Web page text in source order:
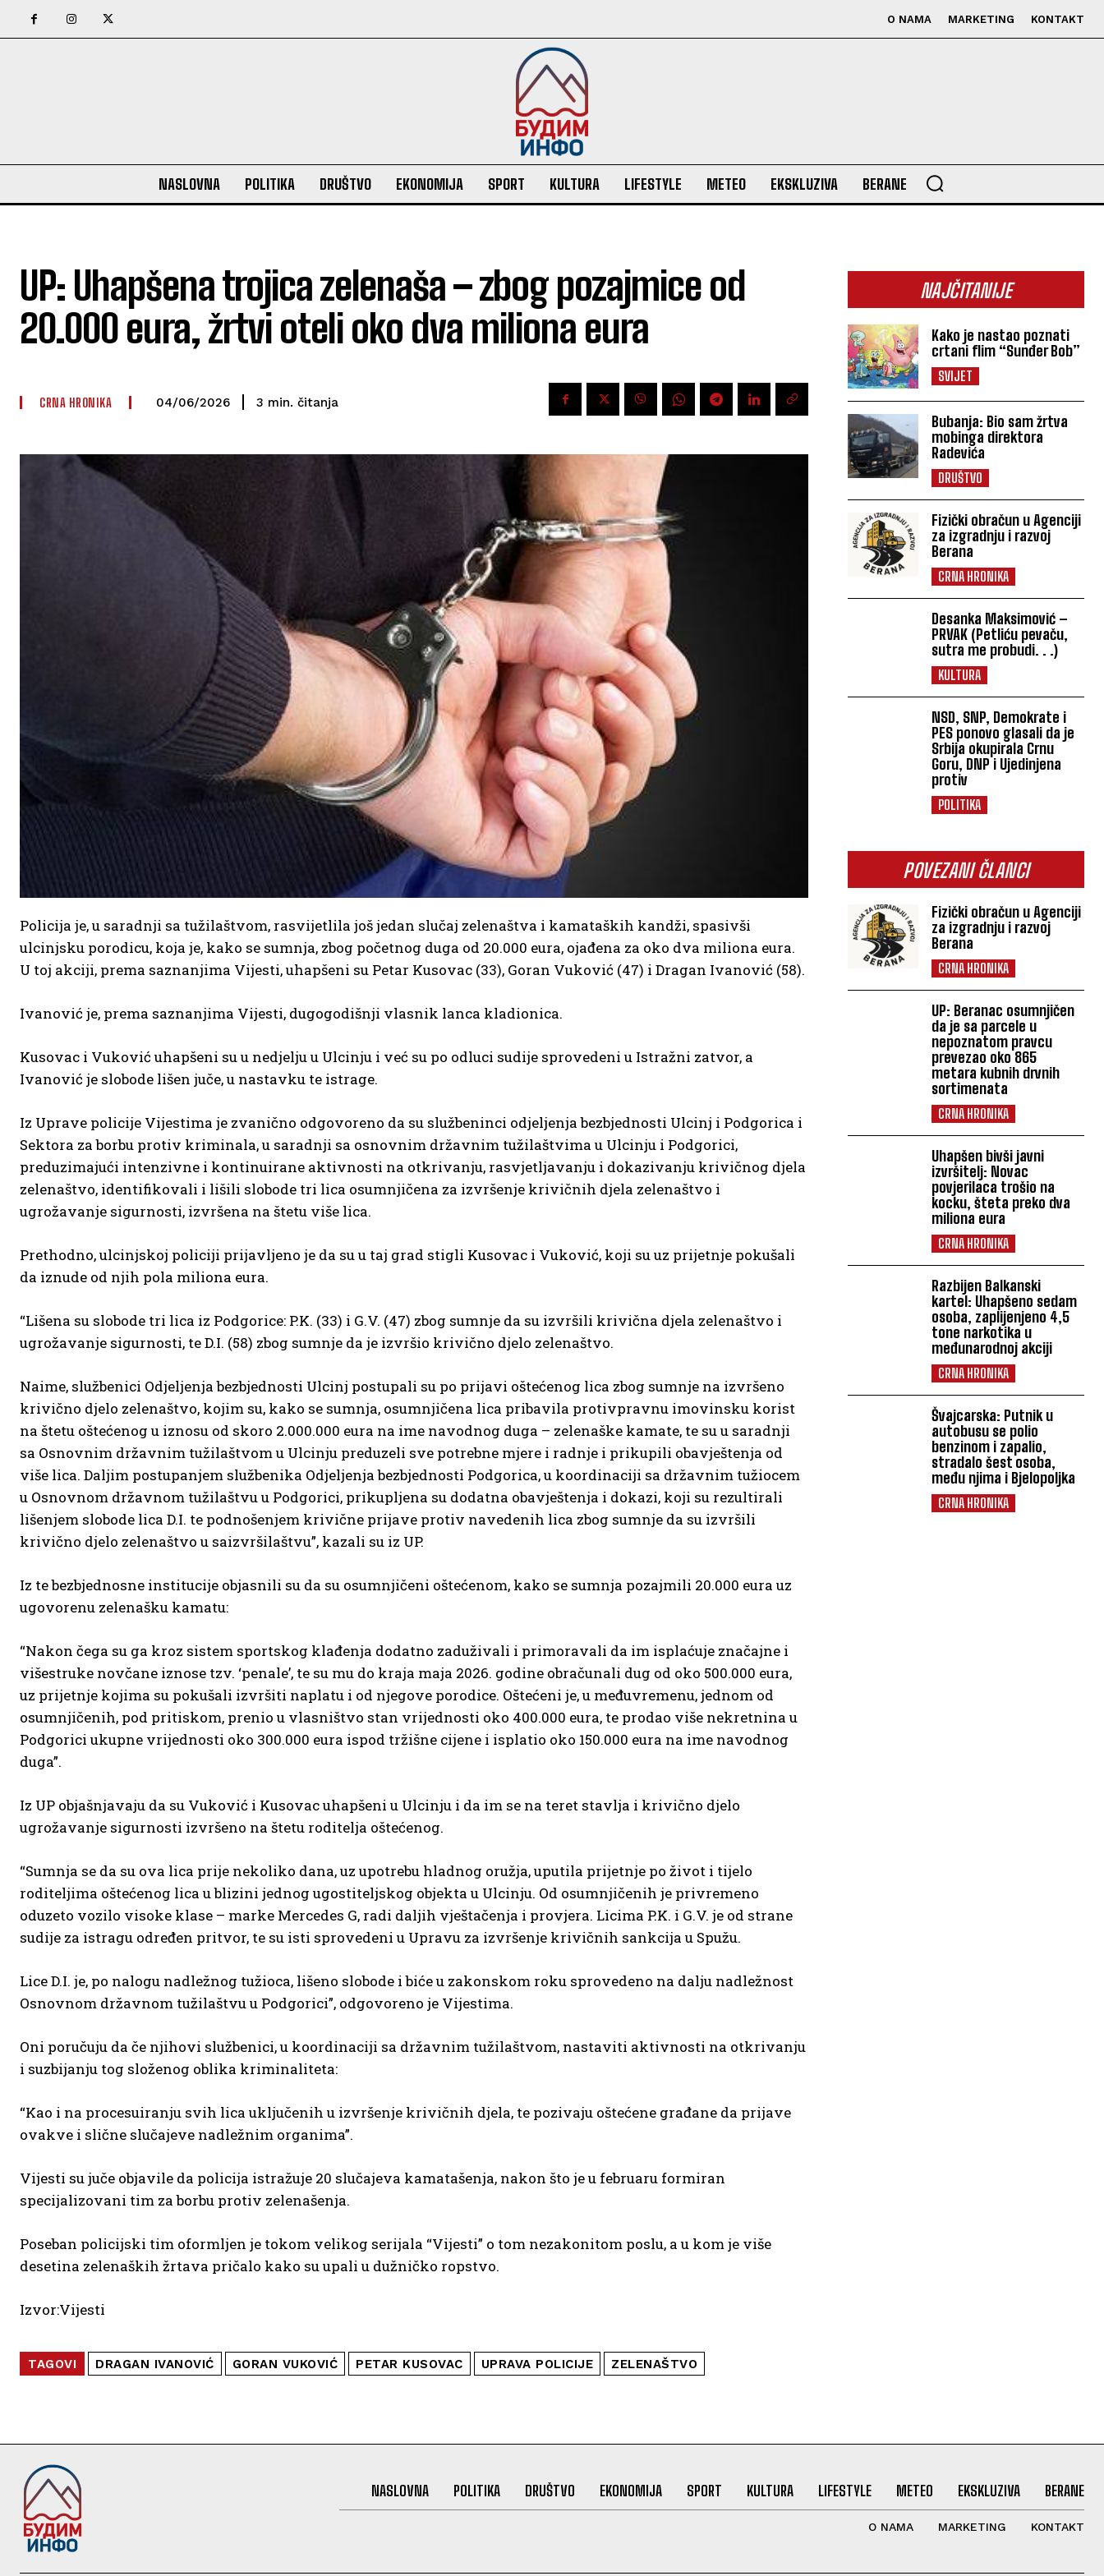
O NAMA MARKETING KONTAKT
NASLOVNA POLITIKA DRUŠTVO EKONOMIJA SPORT KULTURA LIFESTYLE METEO EKSKLUZIVA BERANE
NAJČITANIJE
Kako je nastao poznati
crtani flim “Sunđer Bob”
SVIJET
Bubanja: Bio sam žrtva
mobinga direktora
Radevića
DRUŠTVO
Fizički obračun u Agenciji
za izgradnju i razvoj
Berana
CRNA HRONIKA
Desanka Maksimović –
PRVAK (Petliću pevaču,
sutra me probudi. . .)
KULTURA
NSD, SNP, Demokrate i
PES ponovo glasali da je
Srbija okupirala Crnu
Goru, DNP i Ujedinjena
protiv
POLITIKA
POVEZANI ČLANCI
Fizički obračun u Agenciji
za izgradnju i razvoj
Berana
CRNA HRONIKA
UP: Beranac osumnjičen
da je sa parcele u
nepoznatom pravcu
prevezao oko 865
metara kubnih drvnih
sortimenata
CRNA HRONIKA
Uhapšen bivši javni
izvršitelj: Novac
povjerilaca trošio na
kocku, šteta preko dva
miliona eura
CRNA HRONIKA
Razbijen Balkanski
kartel: Uhapšeno sedam
osoba, zaplijenjeno 4,5
tone narkotika u
međunarodnoj akciji
CRNA HRONIKA
Švajcarska: Putnik u
autobusu se polio
benzinom i zapalio,
stradalo šest osoba,
među njima i Bjelopoljka
CRNA HRONIKA
UP: Uhapšena trojica zelenaša – zbog pozajmice od
20.000 eura, žrtvi oteli oko dva miliona eura
CRNA HRONIKA 04/06/2026 3 min. čitanja
Policija je, u saradnji sa tužilaštvom, rasvijetlila još jedan slučaj zelenaštva i kamataških kandži, spasivši
ulcinjsku porodicu, koja je, kako se sumnja, zbog početnog duga od 20.000 eura, ojađena za oko dva miliona eura.
U toj akciji, prema saznanjima Vijesti, uhapšeni su Petar Kusovac (33), Goran Vuković (47) i Dragan Ivanović (58).
Ivanović je, prema saznanjima Vijesti, dugogodišnji vlasnik lanca kladionica.
Kusovac i Vuković uhapšeni su u nedjelju u Ulcinju i već su po odluci sudije sprovedeni u Istražni zatvor, a
Ivanović je slobode lišen juče, u nastavku te istrage.
Iz Uprave policije Vijestima je zvanično odgovoreno da su službeninci odjeljenja bezbjednosti Ulcinj i Podgorica i
Sektora za borbu protiv kriminala, u saradnji sa osnovnim državnim tužilaštvima u Ulcinju i Podgorici,
preduzimajući intenzivne i kontinuirane aktivnosti na otkrivanju, rasvjetljavanju i dokazivanju krivičnog djela
zelenaštvo, identifikovali i lišili slobode tri lica osumnjičena za izvršenje krivičnih djela zelenaštvo i
ugrožavanje sigurnosti, izvršena na štetu više lica.
Prethodno, ulcinjskoj policiji prijavljeno je da su u taj grad stigli Kusovac i Vuković, koji su uz prijetnje pokušali
da iznude od njih pola miliona eura.
“Lišena su slobode tri lica iz Podgorice: P.K. (33) i G.V. (47) zbog sumnje da su izvršili krivična djela zelenaštvo i
ugrožavanje sigurnosti, te D.I. (58) zbog sumnje da je izvršio krivično djelo zelenaštvo.
Naime, službenici Odjeljenja bezbjednosti Ulcinj postupali su po prijavi oštećenog lica zbog sumnje na izvršeno
krivično djelo zelenaštvo, kojim su, kako se sumnja, osumnjičena lica pribavila protivpravnu imovinsku korist
na štetu oštećenog u iznosu od skoro 2.000.000 eura na ime navodnog duga – zelenaške kamate, te su u saradnji
sa Osnovnim državnim tužilaštvom u Ulcinju preduzeli sve potrebne mjere i radnje i prikupili obavještenja od
više lica. Daljim postupanjem službenika Odjeljenja bezbjednosti Podgorica, u koordinaciji sa državnim tužiocem
u Osnovnom državnom tužilaštvu u Podgorici, prikupljena su dodatna obavještenja i dokazi, koji su rezultirali
lišenjem slobode lica D.I. te podnošenjem krivične prijave protiv navedenih lica zbog sumnje da su izvršili
krivično djelo zelenaštvo u saizvršilaštvu”, kazali su iz UP.
Iz te bezbjednosne institucije objasnili su da su osumnjičeni oštećenom, kako se sumnja pozajmili 20.000 eura uz
ugovorenu zelenašku kamatu:
“Nakon čega su ga kroz sistem sportskog klađenja dodatno zaduživali i primoravali da im isplaćuje značajne i
višestruke novčane iznose tzv. ‘penale’, te su mu do kraja maja 2026. godine obračunali dug od oko 500.000 eura,
uz prijetnje kojima su pokušali izvršiti naplatu i od njegove porodice. Oštećeni je, u međuvremenu, jednom od
osumnjičenih, pod pritiskom, prenio u vlasništvo stan vrijednosti oko 400.000 eura, te prodao više nekretnina u
Podgorici ukupne vrijednosti oko 300.000 eura ispod tržišne cijene i isplatio oko 150.000 eura na ime navodnog
duga”.
Iz UP objašnjavaju da su Vuković i Kusovac uhapšeni u Ulcinju i da im se na teret stavlja i krivično djelo
ugrožavanje sigurnosti izvršeno na štetu roditelja oštećenog.
“Sumnja se da su ova lica prije nekoliko dana, uz upotrebu hladnog oružja, uputila prijetnje po život i tijelo
roditeljima oštećenog lica u blizini jednog ugostiteljskog objekta u Ulcinju. Od osumnjičenih je privremeno
oduzeto vozilo visoke klase – marke Mercedes G, radi daljih vještačenja i provjera. Licima P.K. i G.V. je od strane
sudije za istragu određen pritvor, te su isti sprovedeni u Upravu za izvršenje krivičnih sankcija u Spužu.
Lice D.I. je, po nalogu nadležnog tužioca, lišeno slobode i biće u zakonskom roku sprovedeno na dalju nadležnost
Osnovnom državnom tužilaštvu u Podgorici”, odgovoreno je Vijestima.
Oni poručuju da če njihovi službenici, u koordinaciji sa državnim tužilaštvom, nastaviti aktivnosti na otkrivanju
i suzbijanju tog složenog oblika kriminaliteta:
“Kao i na procesuiranju svih lica uključenih u izvršenje krivičnih djela, te pozivaju oštećene građane da prijave
ovakve i slične slučajeve nadležnim organima”.
Vijesti su juče objavile da policija istražuje 20 slučajeva kamatašenja, nakon što je u februaru formiran
specijalizovani tim za borbu protiv zelenašenja.
Poseban policijski tim oformljen je tokom velikog serijala “Vijesti” o tom nezakonitom poslu, a u kom je više
desetina zelenaških žrtava pričalo kako su upali u dužničko ropstvo.
Izvor:Vijesti
TAGOVI DRAGAN IVANOVIĆ GORAN VUKOVIĆ PETAR KUSOVAC UPRAVA POLICIJE ZELENAŠTVO
NASLOVNA POLITIKA DRUŠTVO EKONOMIJA SPORT KULTURA LIFESTYLE METEO EKSKLUZIVA BERANE
O NAMA MARKETING KONTAKT